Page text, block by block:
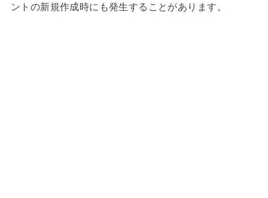
ントの新規作成時にも発生することがあります。